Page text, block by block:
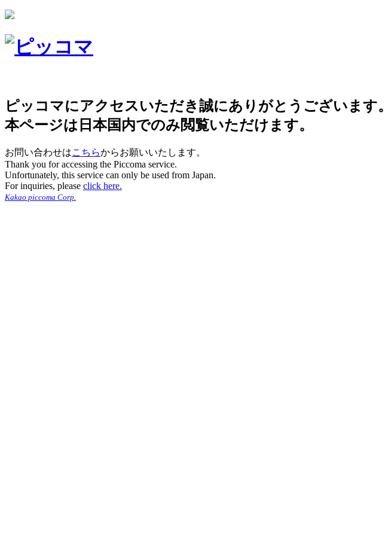
ピッコマにアクセスいただき誠にありがとうございます。
本ページは日本国内でのみ閲覧いただけます。
お問い合わせはこちらからお願いいたします。
Thank you for accessing the Piccoma service.
Unfortunately, this service can only be used from Japan.
For inquiries, please click here.
Kakao piccoma Corp.